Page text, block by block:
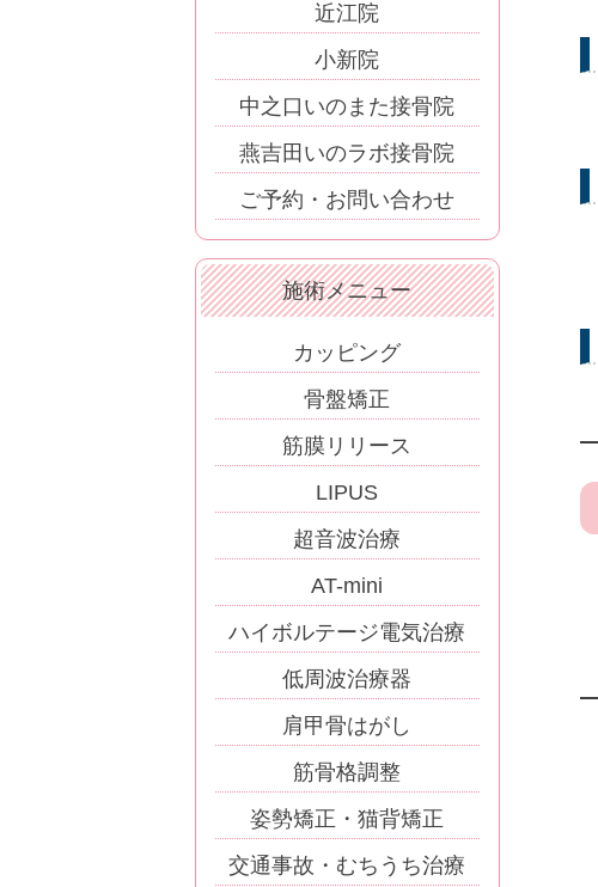
近江院
小新院
中之口いのまた接骨院
燕吉田いのラボ接骨院
ご予約・お問い合わせ
施術メニュー
カッピング
骨盤矯正
筋膜リリース
LIPUS
超音波治療
AT-mini
ハイボルテージ電気治療
低周波治療器
肩甲骨はがし
筋骨格調整
姿勢矯正・猫背矯正
交通事故・むちうち治療